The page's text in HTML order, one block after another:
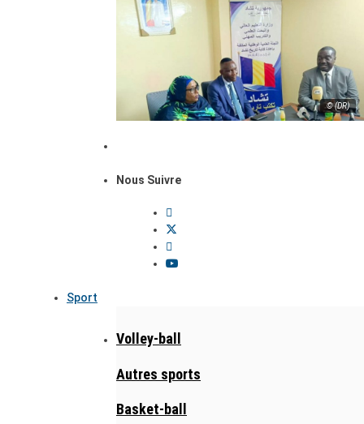
© (DR)
Nous Suivre
Sport
Volley-ball
Autres sports
Basket-ball